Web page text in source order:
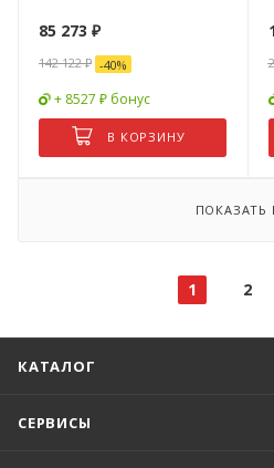
85 273 ₽
142 122₽ -40%
+ 8527 ₽ бонус
В КОРЗИНУ
ПОКАЗАТЬ
1 2
КАТАЛОГ
СЕРВИСЫ